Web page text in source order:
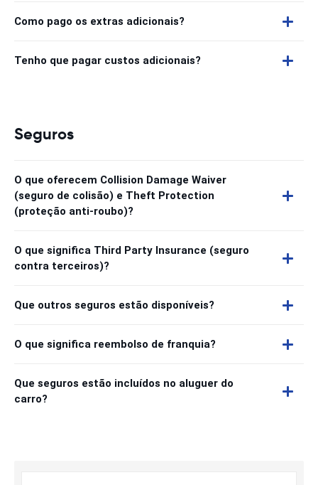
Como pago os extras adicionais?
Tenho que pagar custos adicionais?
Seguros
O que oferecem Collision Damage Waiver
(seguro de colisão) e Theft Protection
(proteção anti-roubo)?
O que significa Third Party Insurance (seguro
contra terceiros)?
Que outros seguros estão disponíveis?
O que significa reembolso de franquia?
Que seguros estão incluídos no aluguer do
carro?